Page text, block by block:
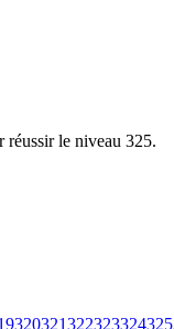
le niveau 325.
320321322323324325